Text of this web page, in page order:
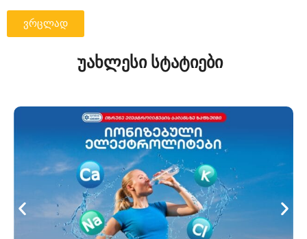
ვრცლად
უახლესი სტატიები